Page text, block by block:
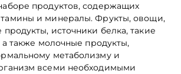
продуктов, содержащих
и минералы. Фрукты, овощи,
источники белка, такие
также молочные продукты,
метаболизму и
всеми необходимыми